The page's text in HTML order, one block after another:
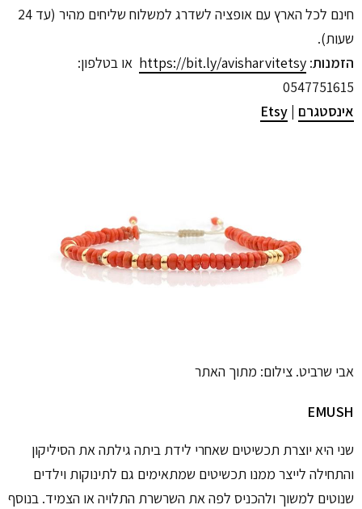
חינם לכל הארץ עם אופציה לשדרג למשלוח שליחים מהיר (עד 24
שעות).
הזמנות: ‏
https://bit.ly/avisharvitetsy או בטלפון:
0547751615
אינסטגרם |
Etsy
אבי שרביט. צילום: מתוך האתר
EMUSH
שני היא יוצרת תכשיטים שאחרי לידת ביתה גילתה את הסיליקון
והתחילה לייצר ממנו תכשיטים שמתאימים גם לתינוקות וילדים
שנוטים למשוך ולהכניס לפה את השרשרת התלויה או הצמיד. בנוסף